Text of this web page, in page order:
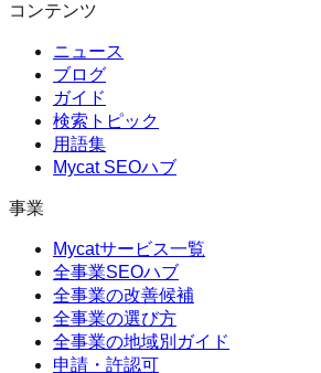
コンテンツ
ニュース
ブログ
ガイド
検索トピック
用語集
Mycat SEOハブ
事業
Mycatサービス一覧
全事業SEOハブ
全事業の改善候補
全事業の選び方
全事業の地域別ガイド
申請・許認可